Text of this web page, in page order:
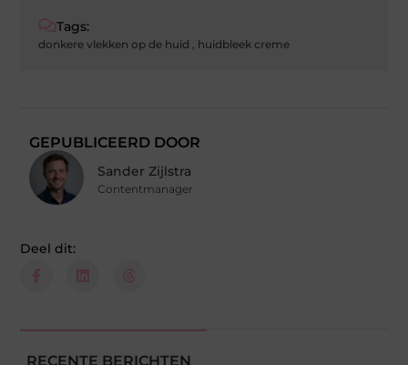
Tags:
donkere vlekken op de huid , huidbleek creme
GEPUBLICEERD DOOR
Sander Zijlstra
Contentmanager
Deel dit:
RECENTE BERICHTEN